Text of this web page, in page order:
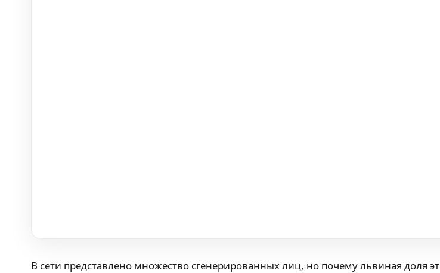
В сети представлено множество сгенерированных лиц, но почему львиная доля